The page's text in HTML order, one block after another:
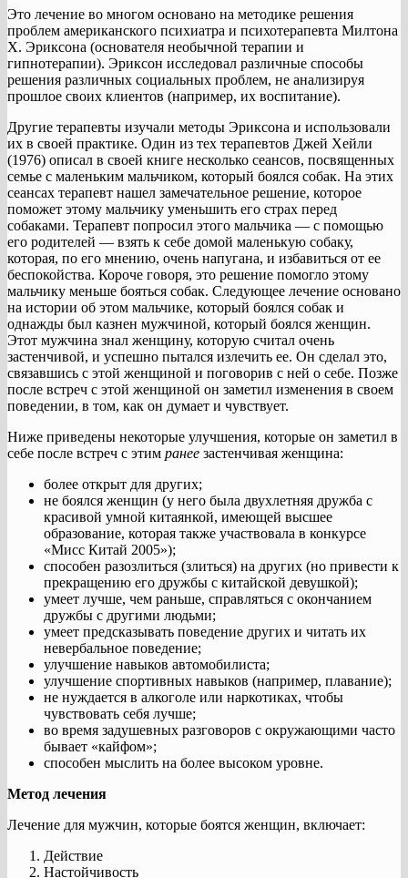
Это лечение во многом основано на методике решения
проблем американского психиатра и психотерапевта Милтона
Х. Эриксона (основателя необычной терапии и
гипнотерапии). Эриксон исследовал различные способы
решения различных социальных проблем, не анализируя
прошлое своих клиентов (например, их воспитание).
Другие терапевты изучали методы Эриксона и использовали
их в своей практике. Один из тех терапевтов Джей Хейли
(1976) описал в своей книге несколько сеансов, посвященных
семье с маленьким мальчиком, который боялся собак. На этих
сеансах терапевт нашел замечательное решение, которое
поможет этому мальчику уменьшить его страх перед
собаками. Терапевт попросил этого мальчика — с помощью
его родителей — взять к себе домой маленькую собаку,
которая, по его мнению, очень напугана, и избавиться от ее
беспокойства. Короче говоря, это решение помогло этому
мальчику меньше бояться собак. Следующее лечение основано
на истории об этом мальчике, который боялся собак и
однажды был казнен мужчиной, который боялся женщин.
Этот мужчина знал женщину, которую считал очень
застенчивой, и успешно пытался излечить ее. Он сделал это,
связавшись с этой женщиной и поговорив с ней о себе. Позже
после встреч с этой женщиной он заметил изменения в своем
поведении, в том, как он думает и чувствует.
Ниже приведены некоторые улучшения, которые он заметил в
себе после встреч с этим ранее застенчивая женщина:
более открыт для других;
не боялся женщин (у него была двухлетняя дружба с
красивой умной китаянкой, имеющей высшее
образование, которая также участвовала в конкурсе
«Мисс Китай 2005»);
способен разозлиться (злиться) на других (но привести к
прекращению его дружбы с китайской девушкой);
умеет лучше, чем раньше, справляться с окончанием
дружбы с другими людьми;
умеет предсказывать поведение других и читать их
невербальное поведение;
улучшение навыков автомобилиста;
улучшение спортивных навыков (например, плавание);
не нуждается в алкоголе или наркотиках, чтобы
чувствовать себя лучше;
во время задушевных разговоров с окружающими часто
бывает «кайфом»;
способен мыслить на более высоком уровне.
Метод лечения
Лечение для мужчин, которые боятся женщин, включает:
Действие
Настойчивость